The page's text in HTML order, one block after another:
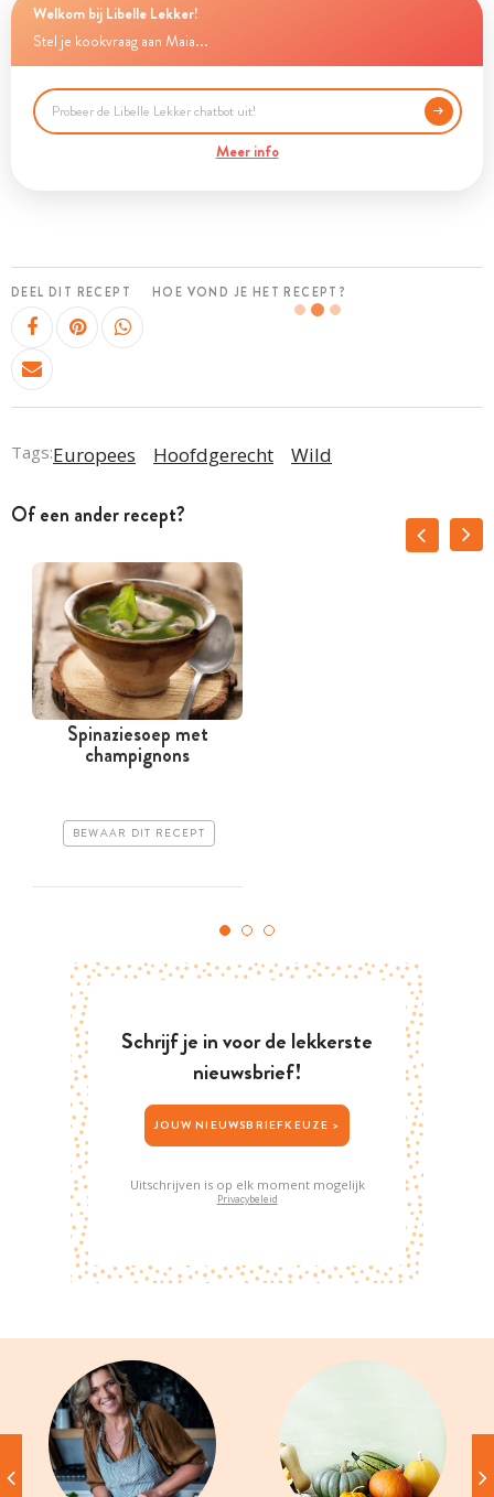
Welkom bij Libelle Lekker!
Stel je kookvraag aan Maia...
Meer info
DEEL DIT RECEPT HOE VOND JE HET RECEPT?
Tags:Europees Hoofdgerecht Wild
Of een ander recept?
Spinaziesoep met
champignons
BEWAAR DIT RECEPT
Schrijf je in voor de lekkerste
nieuwsbrief!
JOUW NIEUWSBRIEFKEUZE >
Uitschrijven is op elk moment mogelijk
Privacybeleid